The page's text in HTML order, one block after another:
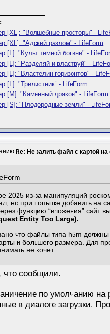
[XL]: "Волшебные просторы" -
[XL]: "Адский разлом" - LifeForm
[L]: "Культ темной богини" -
[L]: "Разделяй и властвуй" -
[L]: "Властелин горизонтов" -
[L]: "Трилистник" - LifeForm
[M]: "Каменный дракон" - LifeForm
[S]: "Плодородные земли" -
Re: Не залить файл с картой на
2025 из-за манипуляций
но при попытке добавить на
функцию “вложения” сайт
Entity Too Large).
что файлы типа h5m должны
и большего размера. Для
не хочет.
что сообщили.
по умолчанию на
в диалоге загрузки.